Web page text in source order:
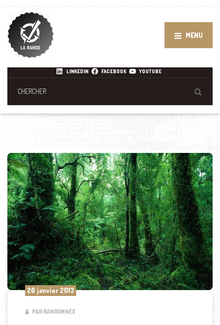
MENU
LINKEDIN FACEBOOK YOUTUBE
26 janvier 2013
PAR RANDONNÉE